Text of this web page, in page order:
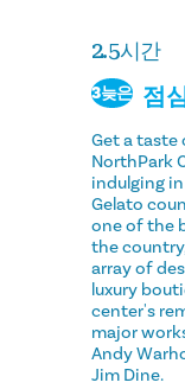
2.5시간
3늦은 점
Get a taste
NorthPark
indulging
Gelato
one of the
the
array of
luxury
center's
major
Andy
Jim Dine.